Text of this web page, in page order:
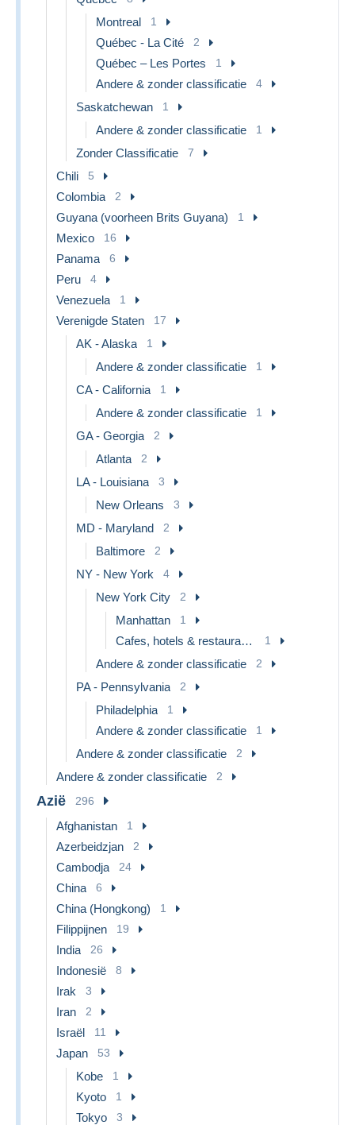
Montreal 1
Québec - La Cité 2
Québec – Les Portes 1
Andere & zonder classificatie 4
Saskatchewan 1
Andere & zonder classificatie 1
Zonder Classificatie 7
Chili 5
Colombia 2
Guyana (voorheen Brits Guyana) 1
Mexico 16
Panama 6
Peru 4
Venezuela 1
Verenigde Staten 17
AK - Alaska 1
Andere & zonder classificatie 1
CA - California 1
Andere & zonder classificatie 1
GA - Georgia 2
Atlanta 2
LA - Louisiana 3
New Orleans 3
MD - Maryland 2
Baltimore 2
NY - New York 4
New York City 2
Manhattan 1
Cafes, hotels & restaurants 1
Andere & zonder classificatie 2
PA - Pennsylvania 2
Philadelphia 1
Andere & zonder classificatie 1
Andere & zonder classificatie 2
Andere & zonder classificatie 2
Azië 296
Afghanistan 1
Azerbeidzjan 2
Cambodja 24
China 6
China (Hongkong) 1
Filippijnen 19
India 26
Indonesië 8
Irak 3
Iran 2
Israël 11
Japan 53
Kobe 1
Kyoto 1
Tokyo 3